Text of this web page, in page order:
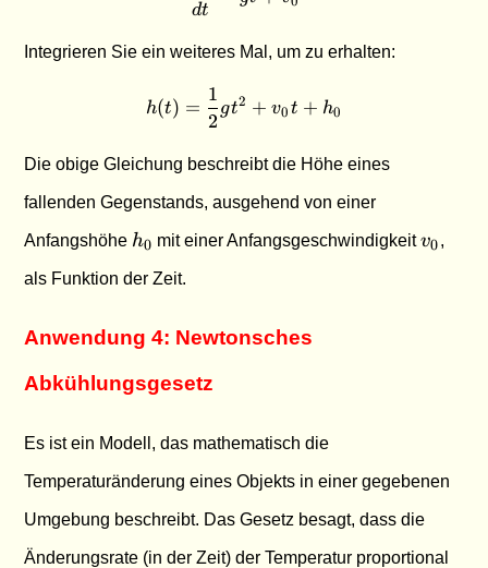
dt
Integrieren Sie ein weiteres Mal, um zu erhalten:
h(t) = \frac{1}{2}gt^2 +
h(t) =
2
1
gt2 + v0t + h0
Die obige Gleichung beschreibt die Höhe eines
fallenden Gegenstands, ausgehend von einer
Anfangshöhe h_0
h0 mit einer Anfangsgeschwindigkeitv_0
v0,
als Funktion der Zeit.
Anwendung 4: Newtonsches
Abkühlungsgesetz
Es ist ein Modell, das mathematisch die
Temperaturänderung eines Objekts in einer gegebenen
Umgebung beschreibt. Das Gesetz besagt, dass die
Änderungsrate (in der Zeit) der Temperatur proportional